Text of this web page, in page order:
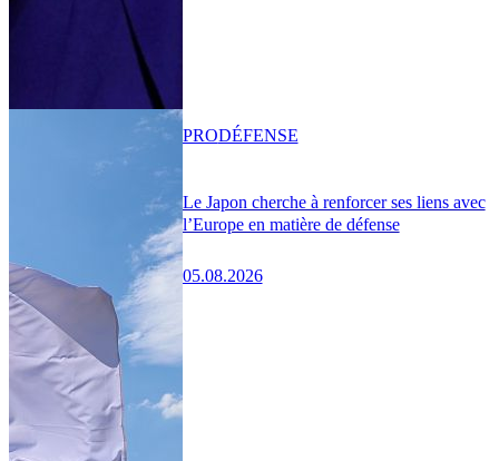
Le Japon cherche à renforcer ses liens avec
l’Europe en matière de défense
05.08.2026
PRODÉFENSE